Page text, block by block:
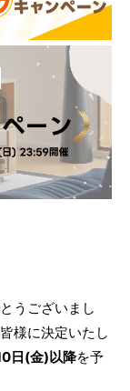
うございまし
様に決定いたし
日(金)以降を予